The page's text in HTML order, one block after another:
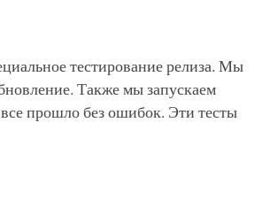
тестирование релиза. Мы
Также мы запускаем
прошло без ошибок. Эти тесты